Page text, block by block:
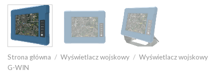
Strona główna / Wyświetlacz wojskowy / Wyświetlacz wojskowy
G-WIN